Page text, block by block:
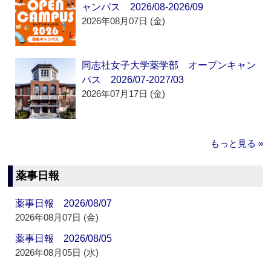
ャンパス 2026/08-2026/09
2026年08月07日 (金)
同志社女子大学薬学部 オープンキャン
パス 2026/07-2027/03
2026年07月17日 (金)
もっと見る »
薬事日報
薬事日報 2026/08/07
2026年08月07日 (金)
薬事日報 2026/08/05
2026年08月05日 (水)